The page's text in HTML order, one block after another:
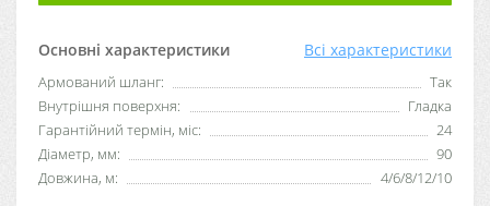
Основні характеристики Всі характеристики
Армований шланг:
Так
Внутрішня поверхня:
Гладка
Гарантійний термін, міс:
24
Діаметр, мм:
90
Довжина, м:
4/6/8/12/10